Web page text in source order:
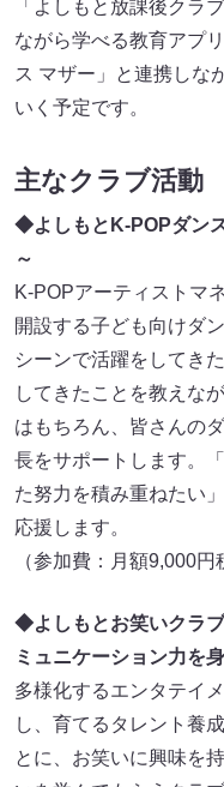
「よしもと放課後クラ
ながら学べる教育アプ
ス マザー」と連携しな
いく予定です。
主なクラブ活動
◆よしもとK-POPダン
～
K-POPアーティストマ
開設する子ども向けダ
シーンで活躍をしてき
してきたことを教えな
はもちろん、皆さんの
長をサポートします。
た努力を積み重ねたい
応援します。
（参加費：月額9,000
◆よしもとお笑いクラ
ミュニケーション力を
多様化するエンタテイ
し、育てるタレント養
とに、お笑いに興味を